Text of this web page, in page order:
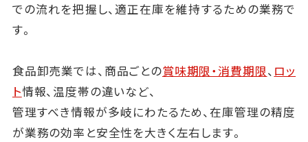
での流れを把握し、適正在庫を維持するための業務で
す。
食品卸売業では、商品ごとの賞味期限・消費期限、 ロッ
ト情報、温度帯の違いなど、
管理すべき情報が多岐にわたるため、在庫管理の精度
が業務の効率と安全性を大きく左右します。